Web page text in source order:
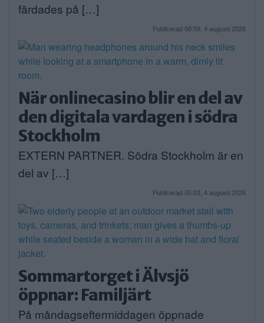
färdades på […]
Publicerad 08:58, 4 augusti 2026
När onlinecasino blir en del av
den digitala vardagen i södra
Stockholm
EXTERN PARTNER. Södra Stockholm är en
del av […]
Publicerad 05:03, 4 augusti 2026
Sommartorget i Älvsjö
öppnar: Familjärt
På måndagseftermiddagen öppnade